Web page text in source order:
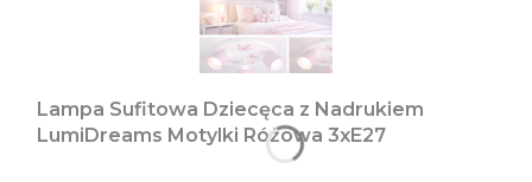
Lampa Sufitowa Dziecęca z Nadrukiem
LumiDreams Motylki Różowa 3xE27